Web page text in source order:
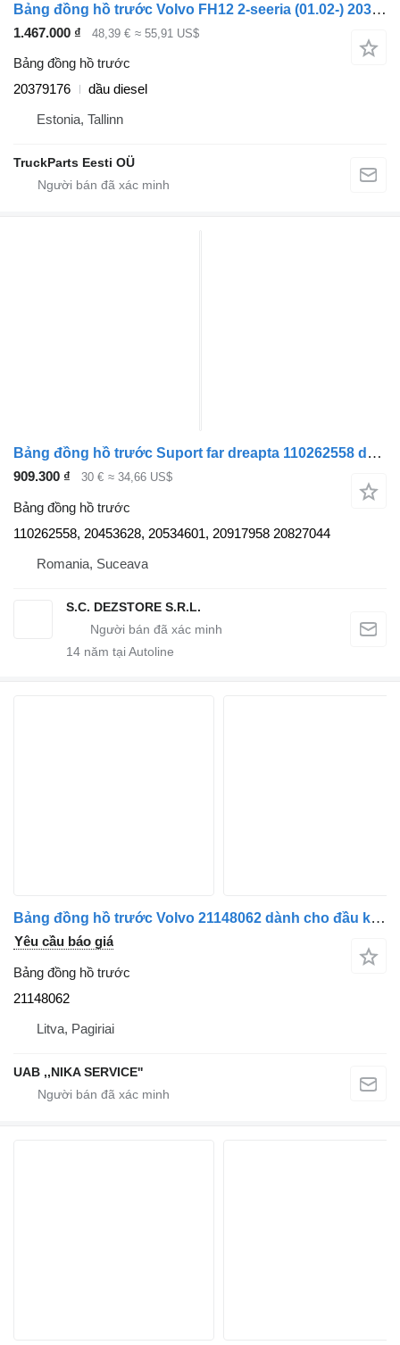
Bảng đồng hồ trước Volvo FH12 2-seeria (01.02-) 20379176 dành cho đầu kéo Volvo FH12, FH16, NH12, FH, VNL780 (1993-2014)
1.467.000 ₫ 48,39 € ≈ 55,91 US$
Bảng đồng hồ trước
20379176
dầu diesel
Estonia, Tallinn
TruckParts Eesti OÜ
Bảng đồng hồ trước Suport far dreapta 110262558 dành cho đầu kéo Volvo FH
909.300 ₫ 30 € ≈ 34,66 US$
Bảng đồng hồ trước
110262558, 20453628, 20534601, 20917958 20827044
Romania, Suceava
S.C. DEZSTORE S.R.L.
14 năm tại Autoline
Bảng đồng hồ trước Volvo 21148062 dành cho đầu kéo Volvo FH13/FH4/FH5
Yêu cầu báo giá
Bảng đồng hồ trước
21148062
Litva, Pagiriai
UAB ,,NIKA SERVICE''